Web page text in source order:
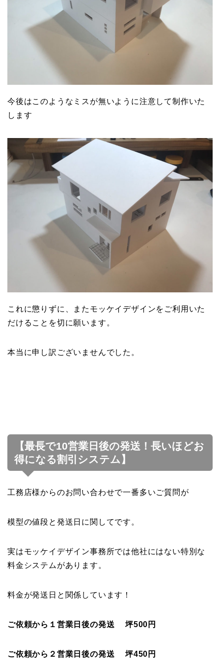
今後はこのようなミスが無いように注意して制作いた
します
これに懲りずに、またモッケイデザインをご利用いた
だけることを切に願います。
本当に申し訳ございませんでした。
【最長で10営業日後の発送！長いほどお
得になる割引システム】
工務店様からのお問い合わせで一番多いご質問が
模型の値段と発送日に関してです。
実はモッケイデザイン事務所では他社にはない特別な
料金システムがあります。
料金が発送日と関係しています！
ご依頼から１営業日後の発送 坪500円
ご依頼から２営業日後の発送 坪450円